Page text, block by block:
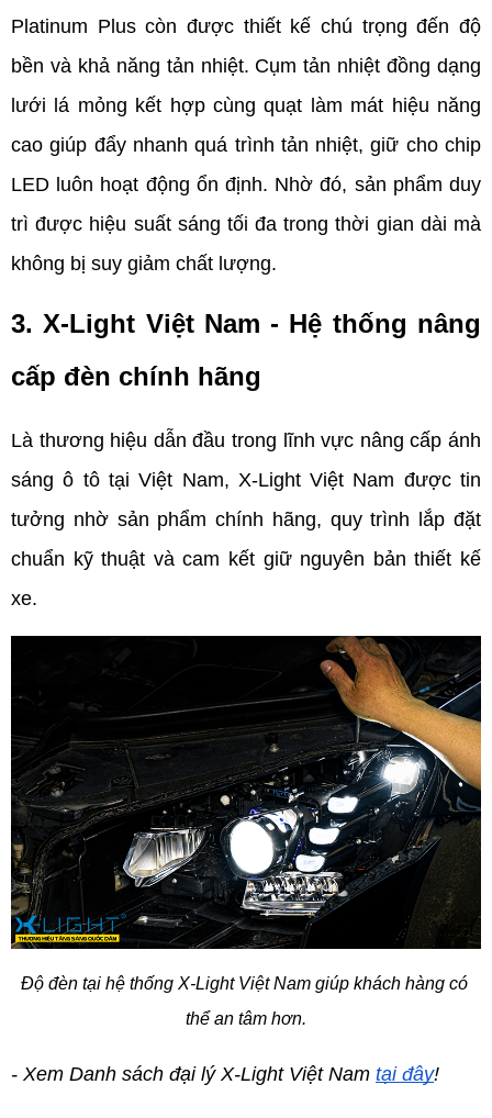
Platinum Plus còn được thiết kế chú trọng đến độ
bền và khả năng tản nhiệt. Cụm tản nhiệt đồng dạng
lưới lá mỏng kết hợp cùng quạt làm mát hiệu năng
cao giúp đẩy nhanh quá trình tản nhiệt, giữ cho chip
LED luôn hoạt động ổn định. Nhờ đó, sản phẩm duy
trì được hiệu suất sáng tối đa trong thời gian dài mà
không bị suy giảm chất lượng.
3. X-Light Việt Nam - Hệ thống nâng
cấp đèn chính hãng
Là thương hiệu dẫn đầu trong lĩnh vực nâng cấp ánh
sáng ô tô tại Việt Nam, X-Light Việt Nam được tin
tưởng nhờ sản phẩm chính hãng, quy trình lắp đặt
chuẩn kỹ thuật và cam kết giữ nguyên bản thiết kế
xe.
Độ đèn tại hệ thống X-Light Việt Nam giúp khách hàng có
thể an tâm hơn.
- Xem Danh sách đại lý X-Light Việt Nam tại đây!